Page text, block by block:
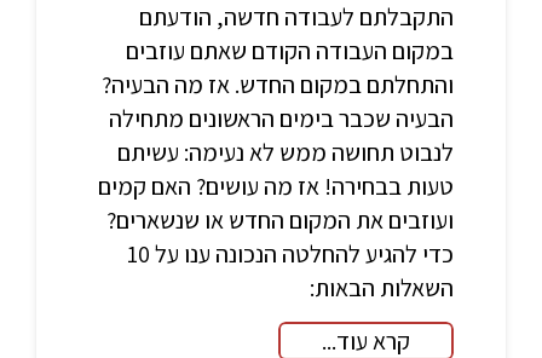
התקבלתם לעבודה חדשה, הודעתם
במקום העבודה הקודם שאתם עוזבים
והתחלתם במקום החדש. אז מה הבעיה?
הבעיה שכבר בימים הראשונים מתחילה
לנבוט תחושה ממש לא נעימה: עשיתם
טעות בבחירה! אז מה עושים? האם קמים
ועוזבים את המקום החדש או שנשארים?
כדי להגיע להחלטה הנכונה ענו על 10
השאלות הבאות:
קרא עוד...